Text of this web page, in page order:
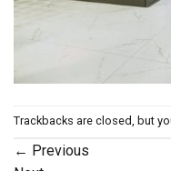
Trackbacks are closed, but
← Previous